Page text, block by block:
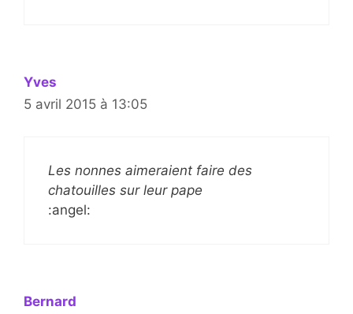
Yves
5 avril 2015 à 13:05
Les nonnes aimeraient faire des
chatouilles sur leur pape
:angel:
Bernard